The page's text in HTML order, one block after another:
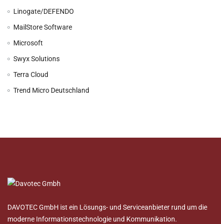
Linogate/DEFENDO
MailStore Software
Microsoft
Swyx Solutions
Terra Cloud
Trend Micro Deutschland
DAVOTEC GmbH ist ein Lösungs- und Serviceanbieter rund um die
moderne Informationstechnologie und Kommunikation.